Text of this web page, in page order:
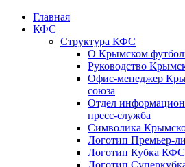
Главная
КФС
Структура КФС
О Крымском
Руководство
Офис-менеджер
союза
Отдел
пресс-служба
Символика
Логотип Премьер-
Логотип Кубка КФС
Логотип